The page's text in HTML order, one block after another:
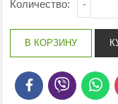
Количество: -